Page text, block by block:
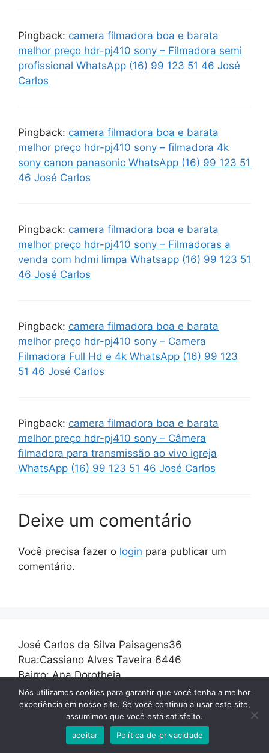
Pingback: camera filmadora boa e barata
melhor preço hdr-pj410 sony – Filmadora semi
profissional WhatsApp (16) 99 123 51 46 José
Carlos
Pingback: camera filmadora boa e barata
melhor preço hdr-pj410 sony – filmadora 4k
sony canon panasonic WhatsApp (16) 99 123 51
46 José Carlos
Pingback: camera filmadora boa e barata
melhor preço hdr-pj410 sony – Filmadoras a
venda com hdmi limpa Whatsapp (16) 99 123 51
46 José Carlos
Pingback: camera filmadora boa e barata
melhor preço hdr-pj410 sony – Camera
Filmadora Full Hd e 4k WhatsApp (16) 99 123
51 46 José Carlos
Pingback: camera filmadora boa e barata
melhor preço hdr-pj410 sony – Câmera
filmadora para transmissão ao vivo igreja
WhatsApp (16) 99 123 51 46 José Carlos
Deixe um comentário
Você precisa fazer o login para publicar um
comentário.
José Carlos da Silva Paisagens36
Rua:Cassiano Alves Taveira 6446
Bairro: Ana Dorotheia
Cidade: Franca
Estado: São Paulo
Cep: 14412228
Nós utilizamos cookies para garantir que você tenha a melhor
experiência em nosso site. Se você continua a usar este site,
assumimos que você está satisfeito.
aceitar
Política de privacidade